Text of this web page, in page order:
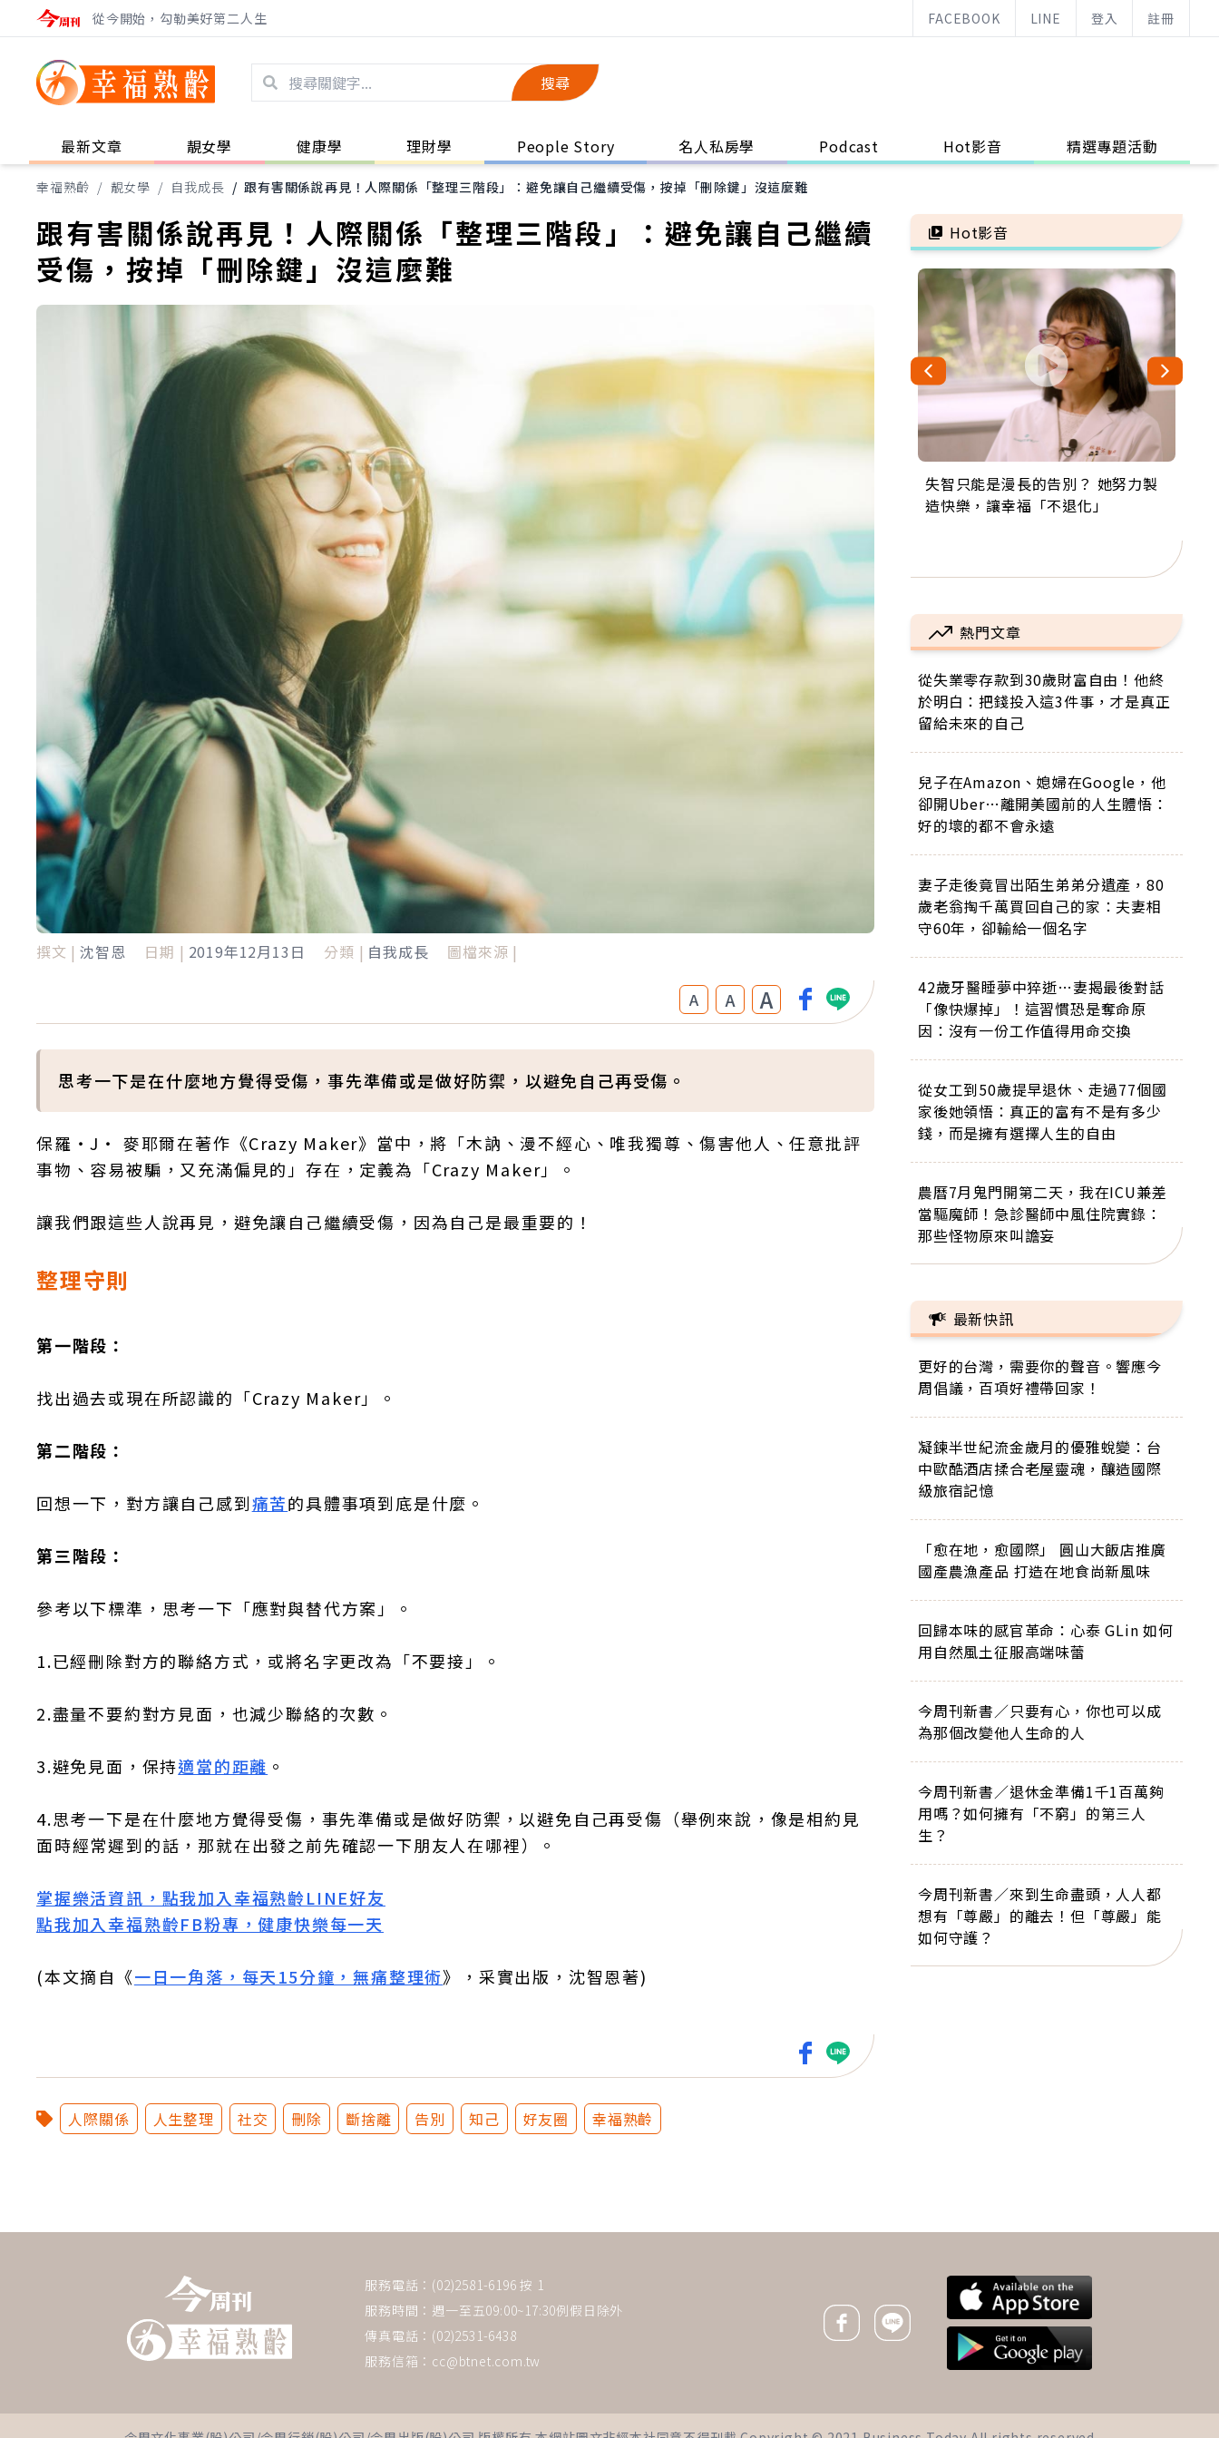
從今開始，勾勒美好第二人生 FACEBOOK LINE 登入 註冊
搜尋
最新文章 靚女學 健康學 理財學 People Story 名人私房學 Podcast Hot影音 精選專題活動
幸福熟齡 / 靚女學 / 自我成長 / 跟有害關係說再見！人際關係「整理三階段」：避免讓自己繼續受傷，按掉「刪除鍵」沒這麼難
跟有害關係說再見！人際關係「整理三階段」：避免讓自己繼續
受傷，按掉「刪除鍵」沒這麼難
撰文 | 沈智恩 日期 | 2019年12月13日 分類 | 自我成長 圖檔來源 |
A A A
思考一下是在什麼地方覺得受傷，事先準備或是做好防禦，以避免自己再受傷。
保羅‧J‧ 麥耶爾在著作《Crazy Maker》當中，將「木訥、漫不經心、唯我獨尊、傷害他人、任意批評
事物、容易被騙，又充滿偏見的」存在，定義為「Crazy Maker」。
讓我們跟這些人說再見，避免讓自己繼續受傷，因為自己是最重要的！
整理守則
第一階段：
找出過去或現在所認識的「Crazy Maker」。
第二階段：
回想一下，對方讓自己感到痛苦的具體事項到底是什麼。
第三階段：
參考以下標準，思考一下「應對與替代方案」。
1.已經刪除對方的聯絡方式，或將名字更改為「不要接」。
2.盡量不要約對方見面，也減少聯絡的次數。
3.避免見面，保持適當的距離 。
4.思考一下是在什麼地方覺得受傷，事先準備或是做好防禦，以避免自己再受傷（舉例來說，像是相約見
面時經常遲到的話，那就在出發之前先確認一下朋友人在哪裡）。
掌握樂活資訊，點我加入幸福熟齡LINE好友
點我加入幸福熟齡FB粉專，健康快樂每一天
(本文摘自《一日一角落，每天15分鐘，無痛整理術》，采實出版，沈智恩著)
下一則 ＋
的痛苦算什麼？」50歲
以後，學會不再當「苦命
的女人」
人際關係 人生整理 社交 刪除 斷捨離 告別 知己 好友圈 幸福熟齡
Hot影音
失智只能是漫長的告別？ 她努力製
造快樂，讓幸福「不退化」
來自剛果的巧克力神父 為台灣奉獻
36年 「台灣是我的家，我連作夢都
63歲卸矽谷副總、搬回台灣找快
樂！「蛋黃哥小丑」走進安養院，
104歲打破金氏世界紀錄 成為全球
最年長羽球選手，分享長壽的秘密
事業巔峰他選擇追夢…黑手阿伯拉
小提琴還登上小巨蛋！連CNN都大
熱門文章
從失業零存款到30歲財富自由！他終
於明白：把錢投入這3件事，才是真正
留給未來的自己
兒子在Amazon、媳婦在Google，他
卻開Uber…離開美國前的人生體悟：
好的壞的都不會永遠
妻子走後竟冒出陌生弟弟分遺產，80
歲老翁掏千萬買回自己的家：夫妻相
守60年，卻輸給一個名字
42歲牙醫睡夢中猝逝…妻揭最後對話
「像快爆掉」！這習慣恐是奪命原
因：沒有一份工作值得用命交換
從女工到50歲提早退休、走過77個國
家後她領悟：真正的富有不是有多少
錢，而是擁有選擇人生的自由
農曆7月鬼門開第二天，我在ICU兼差
當驅魔師！急診醫師中風住院實錄：
那些怪物原來叫譫妄
最新快訊
更好的台灣，需要你的聲音。響應今
周倡議，百項好禮帶回家！
凝鍊半世紀流金歲月的優雅蛻變：台
中歐酷酒店揉合老屋靈魂，釀造國際
級旅宿記憶
「愈在地，愈國際」 圓山大飯店推廣
國產農漁產品 打造在地食尚新風味
回歸本味的感官革命：心泰 GLin 如何
用自然風土征服高端味蕾
今周刊新書／只要有心，你也可以成
為那個改變他人生命的人
今周刊新書／退休金準備1千1百萬夠
用嗎？如何擁有「不窮」的第三人
生？
今周刊新書／來到生命盡頭，人人都
想有「尊嚴」的離去！但「尊嚴」能
如何守護？
服務電話：(02)2581-6196 按 1
服務時間：週一至五09:00~17:30例假日除外
傳真電話：(02)2531-6438
服務信箱： cc@btnet.com.tw
Facebook icon
Line icon